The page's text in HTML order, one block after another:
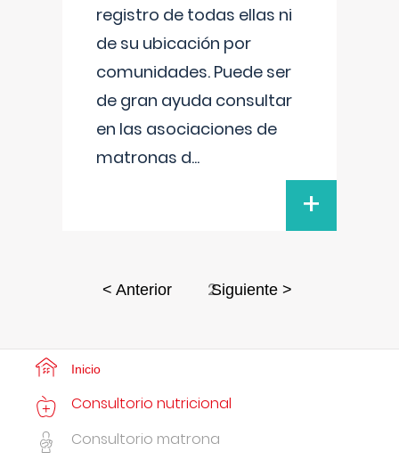
registro de todas ellas ni
de su ubicación por
comunidades. Puede ser
de gran ayuda consultar
en las asociaciones de
matronas d...
+
< Anterior 2Siguiente >
Inicio
Consultorio nutricional
Consultorio matrona